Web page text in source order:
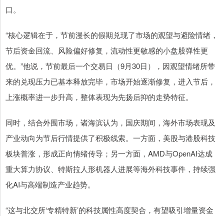
口。
“核心逻辑在于，节前漫长的假期兑现了市场的观望与避险情绪，
节后资金回流、风险偏好修复，流动性更敏感的小盘股弹性更
优。”他说，节前最后一个交易日（9月30日），因观望情绪所带
来的兑现压力已基本释放完毕，市场开始逐渐修复，进入节后，
上涨概率进一步升高，整体表现为先扬后抑的走势特征。
同时，结合外围市场，诸海滨认为，国庆期间，海外市场表现及
产业动向为节后行情提供了积极线索。一方面，美股与港股科技
板块普涨，形成正向情绪传导；另一方面，AMD与OpenAI达成
重大算力协议、特斯拉人形机器人进展等海外科技事件，持续强
化AI与高端制造产业趋势。
“这与北交所‘专精特新’的科技属性高度契合，有望吸引增量资金